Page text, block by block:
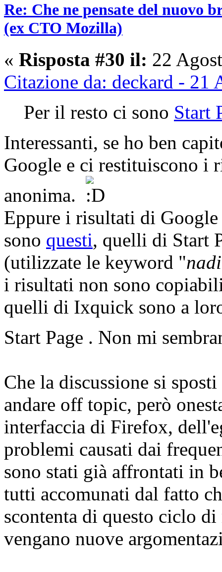
Re: Che ne pensate del nuovo
(ex CTO Mozilla)
« Risposta #30 il: 22
Citazione da: deckard - 21
Per il resto ci sono Start
Interessanti, se ho ben
Google e ci restituiscono i
anonima.
Eppure i risultati di
sono questi, quelli di Start
(utilizzate le keyword "
i risultati non sono
quelli di Ixquick sono a
Start Page . Non mi
Che la discussione si
andare off topic, però
interfaccia di Firefox,
problemi causati dai
sono stati già affrontati in
tutti accomunati dal fatto
scontenta di questo ciclo
vengano nuove